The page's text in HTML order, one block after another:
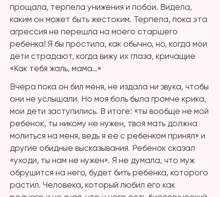
прощала, терпела унижения и побои. Видела,
каким он может быть жестоким. Терпела, пока эта
агрессия не перешла на моего старшего
ребёнка! Я бы простила, как обычно, но, когда мои
дети страдают, когда вижу их глаза, кричащие
«Как тебя жаль, мама…»
Вчера пока он бил меня, не издала ни звука, чтобы
они не услышали. Но моя боль была громче крика,
мои дети заступились. В итоге: «ты вообще не мой
ребёнок, ты никому не нужен, твоя мать должна
молиться на меня, ведь я её с ребёнком принял» и
другие обидные высказывания. Ребёнок сказал
«уходи, ты нам не нужен». Я не думала, что муж
обрушится на него, будет бить ребёнка, которого
растил. Человека, который любил его как